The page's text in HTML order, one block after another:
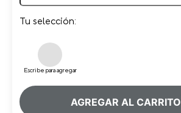
Tu selección:
Escribe para agregar
AGREGAR AL CARRITO